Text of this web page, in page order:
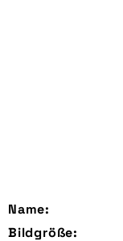
Name:
Bildgröße: